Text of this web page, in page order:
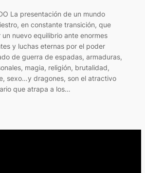
La presentación de un mundo
en constante transición, que
nuevo equilibrio ante enormes
y luchas eternas por el poder
de guerra de espadas, armaduras,
magia, religión, brutalidad,
sexo…y dragones, son el atractivo
que atrapa a los…